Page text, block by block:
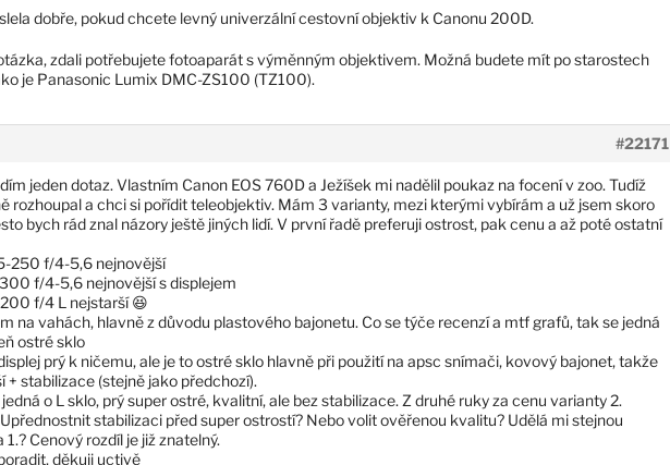
dobře, pokud chcete levný univerzální cestovní objektiv k Canonu 200D.
zdali potřebujete fotoaparát s výměnným objektivem. Možná budete mít po starostech
je Panasonic Lumix DMC-ZS100 (TZ100).
#22171
jeden dotaz. Vlastním Canon EOS 760D a Ježíšek mi nadělil poukaz na focení v zoo. Tudíž
rozhoupal a chci si pořídit teleobjektiv. Mám 3 varianty, mezi kterými vybírám a už jsem skoro
bych rád znal názory ještě jiných lidí. V první řadě preferuji ostrost, pak cenu a až poté ostatní
250 f/4-5,6 nejnovější
f/4-5,6 nejnovější s displejem
f/4 L nejstarší 😆
na vahách, hlavně z důvodu plastového bajonetu. Co se týče recenzí a mtf grafů, tak se jedná
ostré sklo
prý k ničemu, ale je to ostré sklo hlavně při použití na apsc snímači, kovový bajonet, takže
+ stabilizace (stejně jako předchozí).
o L sklo, prý super ostré, kvalitní, ale bez stabilizace. Z druhé ruky za cenu varianty 2.
stabilizaci před super ostrostí? Nebo volit ověřenou kvalitu? Udělá mi stejnou
Cenový rozdíl je již znatelný.
děkuji uctivě